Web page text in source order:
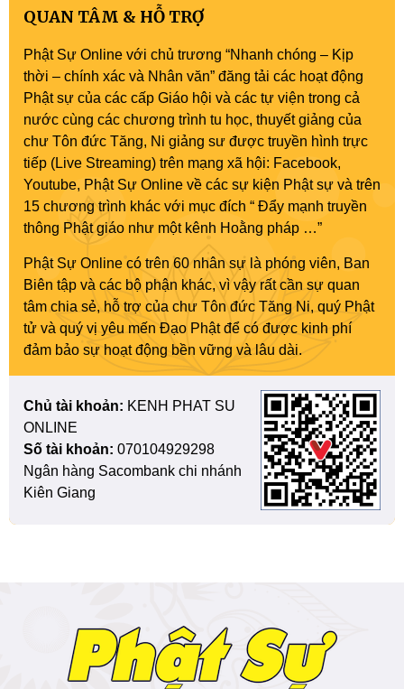
QUAN TÂM & HỖ TRỢ
Phật Sự Online với chủ trương “Nhanh chóng – Kịp
thời – chính xác và Nhân văn” đăng tải các hoạt động
Phật sự của các cấp Giáo hội và các tự viện trong cả
nước cùng các chương trình tu học, thuyết giảng của
chư Tôn đức Tăng, Ni giảng sư được truyền hình trực
tiếp (Live Streaming) trên mạng xã hội: Facebook,
Youtube, Phật Sự Online về các sự kiện Phật sự và trên
15 chương trình khác với mục đích “ Đẩy mạnh truyền
thông Phật giáo như một kênh Hoằng pháp …”
Phật Sự Online có trên 60 nhân sự là phóng viên, Ban
Biên tập và các bộ phận khác, vì vậy rất cần sự quan
tâm chia sẻ, hỗ trợ của chư Tôn đức Tăng Ni, quý Phật
tử và quý vị yêu mến Đạo Phật để có được kinh phí
đảm bảo sự hoạt động bền vững và lâu dài.
Chủ tài khoản: KENH PHAT SU
ONLINE
Số tài khoản: 070104929298
Ngân hàng Sacombank chi nhánh
Kiên Giang